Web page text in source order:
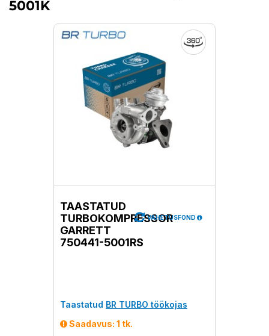
5001K
TAASTATUD
TURBOKOMPRESSOR
GARRETT
750441-5001RS
Taastatud BR TURBO töökojas
Saadavus: 1 tk.
VAHETUSFOND